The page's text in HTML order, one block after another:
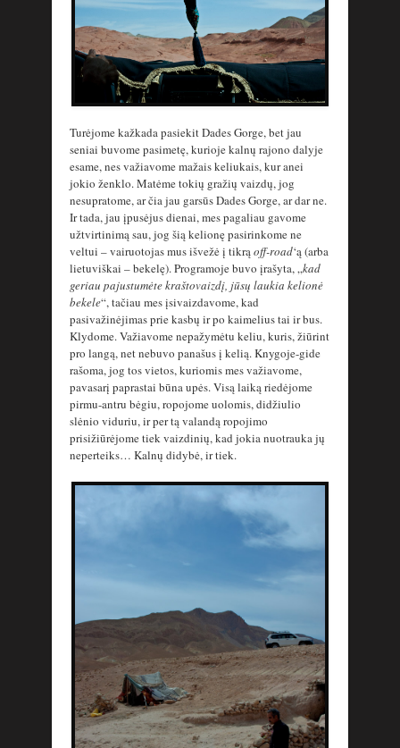
Turėjome kažkada pasiekit Dades Gorge, bet jau
seniai buvome pasimetę, kurioje kalnų rajono dalyje
esame, nes važiavome mažais keliukais, kur anei
jokio ženklo. Matėme tokių gražių vaizdų, jog
nesupratome, ar čia jau garsūs Dades Gorge, ar dar ne.
Ir tada, jau įpusėjus dienai, mes pagaliau gavome
užtvirtinimą sau, jog šią kelionę pasirinkome ne
veltui – vairuotojas mus išvežė į tikrąoff-road‘ą (arba
lietuviškai – bekelę). Programoje buvo įrašyta, „kad
geriau pajustumėte kraštovaizdį, jūsų laukia kelionė
bekele“, tačiau mes įsivaizdavome, kad
pasivažinėjimas prie kasbų ir po kaimelius tai ir bus.
Klydome. Važiavome nepažymėtu keliu, kuris, žiūrint
pro langą, net nebuvo panašus į kelią. Knygoje-gide
rašoma, jog tos vietos, kuriomis mes važiavome,
pavasarį paprastai būna upės. Visą laiką riedėjome
pirmu-antru bėgiu, ropojome uolomis, didžiulio
slėnio viduriu, ir per tą valandą ropojimo
prisižiūrėjome tiek vaizdinių, kad jokia nuotrauka jų
neperteiks… Kalnų didybė, ir tiek.